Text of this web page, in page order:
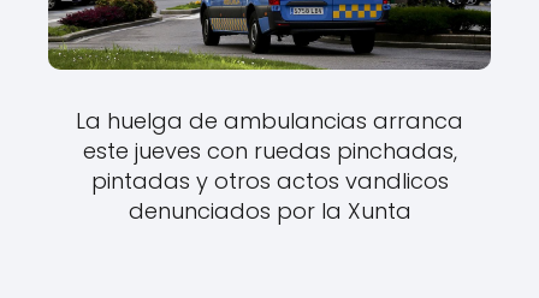
La huelga de ambulancias arranca
este jueves con ruedas pinchadas,
pintadas y otros actos vandlicos
denunciados por la Xunta